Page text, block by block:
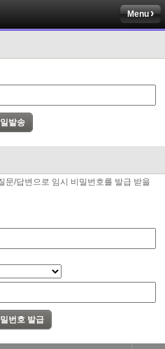
Menu
문/답변으로 임시 비밀번호를 발급 받을